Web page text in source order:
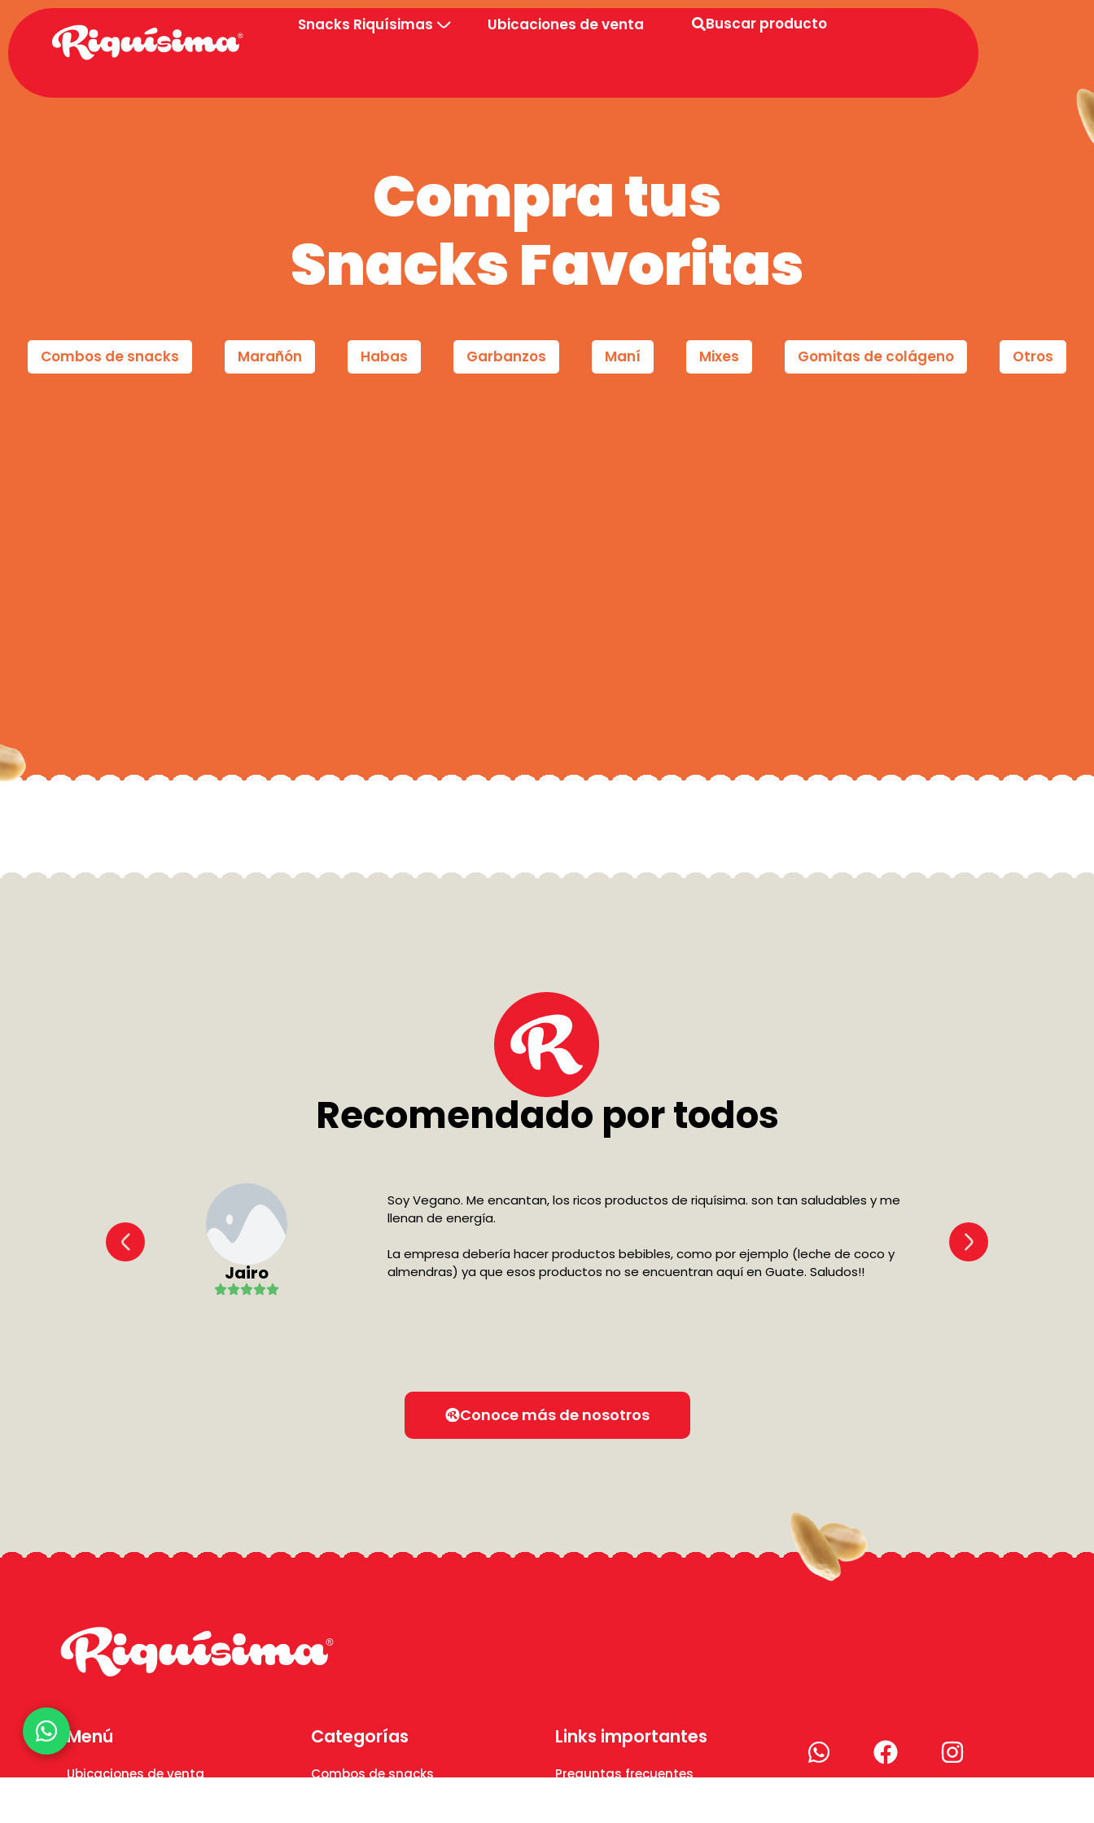
Snacks Riquísimas Ubicaciones de venta Buscar producto
Compra tus
Snacks Favoritas
Combos de snacks Marañón Habas Garbanzos Maní Mixes Gomitas de colágeno Otros
Recomendado por todos
Jairo
Soy Vegano. Me encantan, los ricos productos de riquísima. son tan saludables y me
llenan de energía.
La empresa debería hacer productos bebibles, como por ejemplo (leche de coco y
almendras) ya que esos productos no se encuentran aquí en Guate. Saludos!!
Conoce más de nosotros
Menú
Ubicaciones de venta
Categorías
Combos de snacks
Links importantes
Preguntas frecuentes